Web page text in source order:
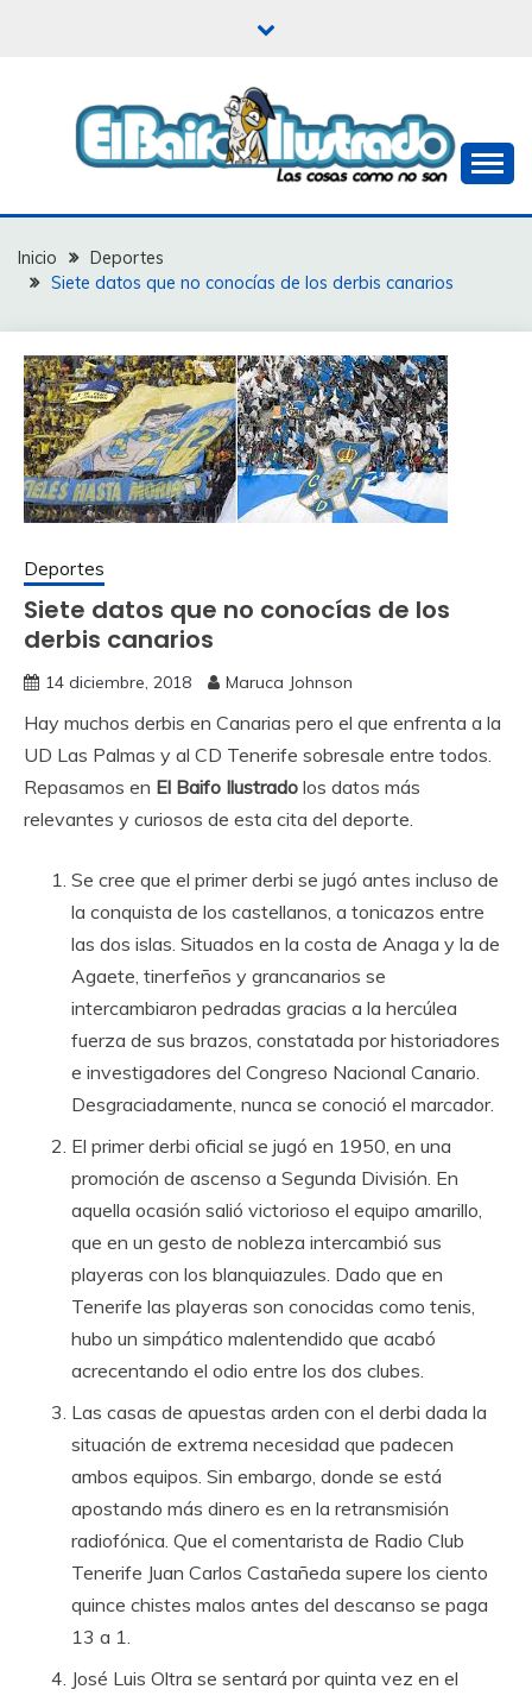
EL BAIFO ILUSTRADO
Inicio
Deportes
Siete datos que no conocías de los derbis canarios
Deportes
Siete datos que no conocías de los
derbis canarios
14 diciembre, 2018 Maruca Johnson
Hay muchos derbis en Canarias pero el que enfrenta a la
UD Las Palmas y al CD Tenerife sobresale entre todos.
Repasamos en El Baifo Ilustrado los datos más
relevantes y curiosos de esta cita del deporte.
Se cree que el primer derbi se jugó antes incluso de
la conquista de los castellanos, a tonicazos entre
las dos islas. Situados en la costa de Anaga y la de
Agaete, tinerfeños y grancanarios se
intercambiaron pedradas gracias a la hercúlea
fuerza de sus brazos, constatada por historiadores
e investigadores del Congreso Nacional Canario.
Desgraciadamente, nunca se conoció el marcador.
El primer derbi oficial se jugó en 1950, en una
promoción de ascenso a Segunda División. En
aquella ocasión salió victorioso el equipo amarillo,
que en un gesto de nobleza intercambió sus
playeras con los blanquiazules. Dado que en
Tenerife las playeras son conocidas como tenis,
hubo un simpático malentendido que acabó
acrecentando el odio entre los dos clubes.
Las casas de apuestas arden con el derbi dada la
situación de extrema necesidad que padecen
ambos equipos. Sin embargo, donde se está
apostando más dinero es en la retransmisión
radiofónica. Que el comentarista de Radio Club
Tenerife Juan Carlos Castañeda supere los ciento
quince chistes malos antes del descanso se paga
13 a 1.
José Luis Oltra se sentará por quinta vez en el